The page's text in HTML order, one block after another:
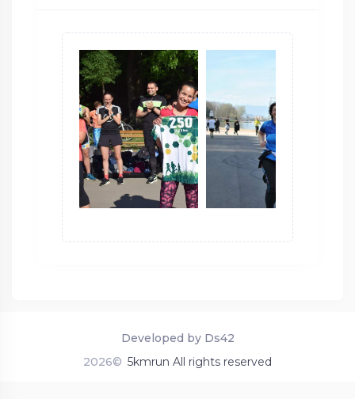
2026© 5kmrun All rights reserved
Developed by Ds42